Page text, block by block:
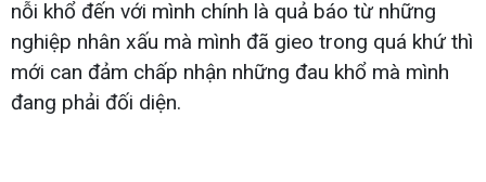
nỗi khổ đến với mình chính là quả báo từ những
nghiệp nhân xấu mà mình đã gieo trong quá khứ thì
mới can đảm chấp nhận những đau khổ mà mình
đang phải đối diện.